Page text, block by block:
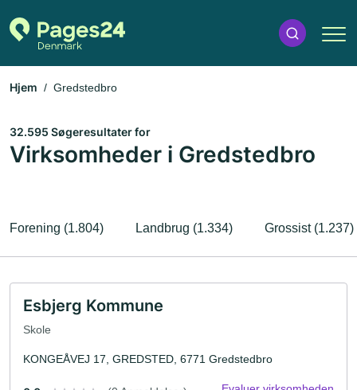
Hjem Gredstedbro
32.595 Søgeresultater for
Virksomheder i Gredstedbro
Forening (1.804) Landbrug (1.334) Grossist (1.237)
Esbjerg Kommune
Skole
KONGEÅVEJ 17, GREDSTED, 6771 Gredstedbro